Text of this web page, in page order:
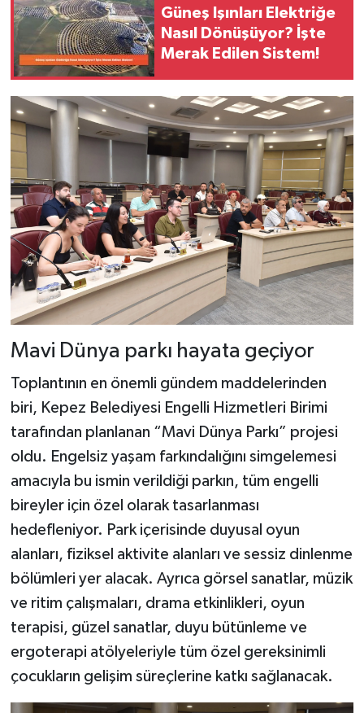
Güneş Işınları Elektriğe
Nasıl Dönüşüyor? İşte
Merak Edilen Sistem!
Mavi Dünya parkı hayata geçiyor
Toplantının en önemli gündem maddelerinden
biri, Kepez Belediyesi Engelli Hizmetleri Birimi
tarafından planlanan “Mavi Dünya Parkı” projesi
oldu. Engelsiz yaşam farkındalığını simgelemesi
amacıyla bu ismin verildiği parkın, tüm engelli
bireyler için özel olarak tasarlanması
hedefleniyor. Park içerisinde duyusal oyun
alanları, fiziksel aktivite alanları ve sessiz dinlenme
bölümleri yer alacak. Ayrıca görsel sanatlar, müzik
ve ritim çalışmaları, drama etkinlikleri, oyun
terapisi, güzel sanatlar, duyu bütünleme ve
ergoterapi atölyeleriyle tüm özel gereksinimli
çocukların gelişim süreçlerine katkı sağlanacak.